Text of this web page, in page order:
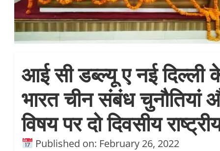
आई सी डब्ल्यू ए नई दिल्ली
भारत चीन संबंध
विषय पर दो दिवसीय
Published on: February 26, 2022